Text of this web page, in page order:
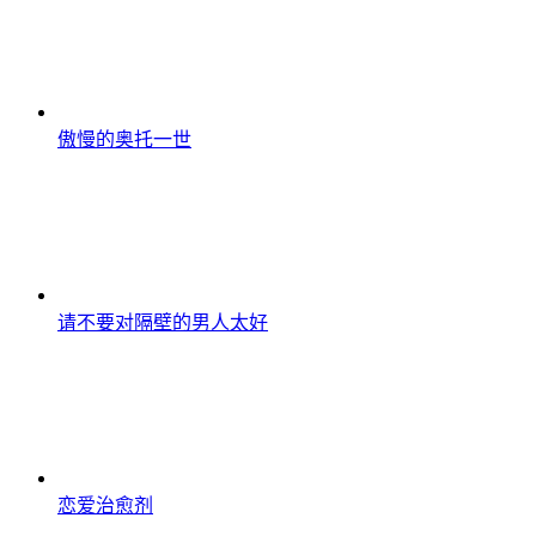
傲慢的奥托一世
请不要对隔壁的男人太好
恋爱治愈剂